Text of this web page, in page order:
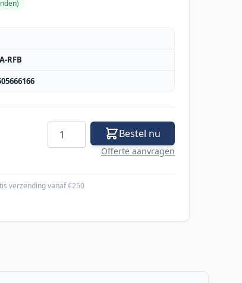
)
RFB
Aantal Bestel nu
Offerte aanvragen
verzending vanaf €250